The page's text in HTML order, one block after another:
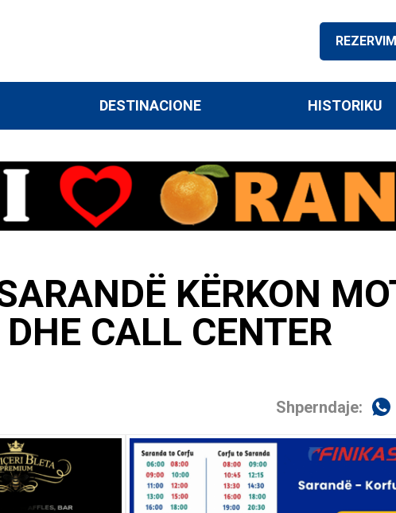
DESTINACIONE HISTORIKU
KËRKON
CALL CENTER
Shperndaje: